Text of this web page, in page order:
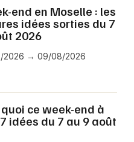
end en Moselle : les
idées sorties du 7
2026
2026 → 09/08/2026
ce week-end à
idées du 7 au 9 août